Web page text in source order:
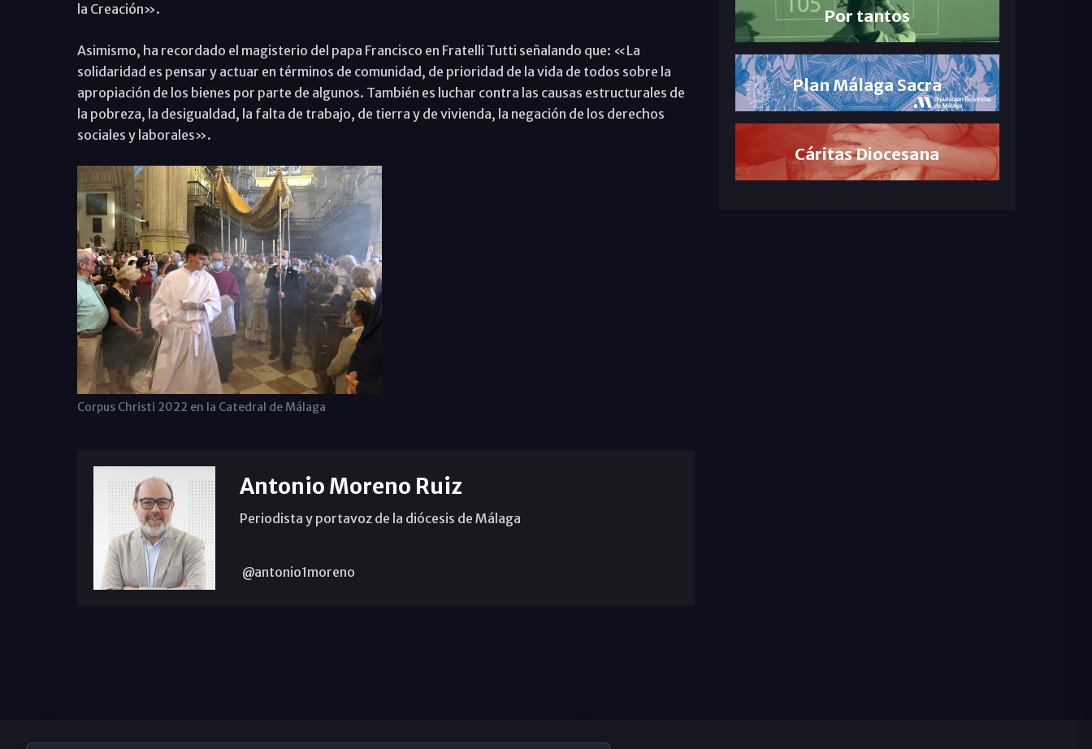
la Creación».
Asimismo, ha recordado el magisterio del papa Francisco en Fratelli Tutti señalando que: «La
solidaridad es pensar y actuar en términos de comunidad, de prioridad de la vida de todos sobre la
apropiación de los bienes por parte de algunos. También es luchar contra las causas estructurales de
la pobreza, la desigualdad, la falta de trabajo, de tierra y de vivienda, la negación de los derechos
sociales y laborales».
Corpus Christi 2022 en la Catedral de Málaga
Antonio Moreno Ruiz
Periodista y portavoz de la diócesis de Málaga
@antonio1moreno
Por tantos
Plan Málaga Sacra
Cáritas Diocesana